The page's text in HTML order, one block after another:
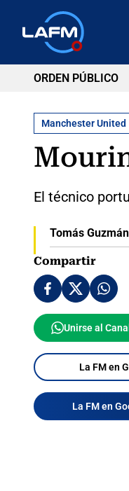
ORDEN PÚBLICO
Manchester United
El técnico
Tomás
Compartir
Unirse al
La FM en
La FM en